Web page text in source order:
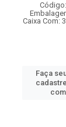
Caixa Com:
Faça